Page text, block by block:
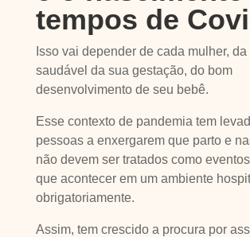
tempos de
Isso vai depender de cada mulher,
saudável da sua gestação, do bom
desenvolvimento de seu bebê.
Esse contexto de pandemia tem
pessoas a enxergarem que parto e
não devem ser tratados como
que acontecer em um ambiente
obrigatoriamente.
Assim, tem crescido a procura por